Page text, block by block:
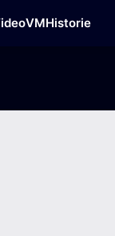
VMHistorie